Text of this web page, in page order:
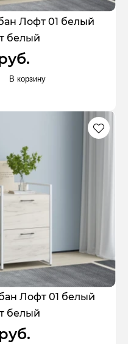
Лофт 01 белый
белый
В корзину
Лофт 01 белый
белый